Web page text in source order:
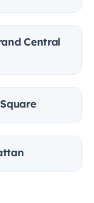
Central